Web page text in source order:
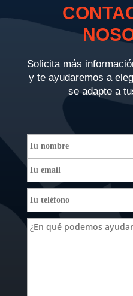
Solicita más
y te ayudaremos a
se adapte a